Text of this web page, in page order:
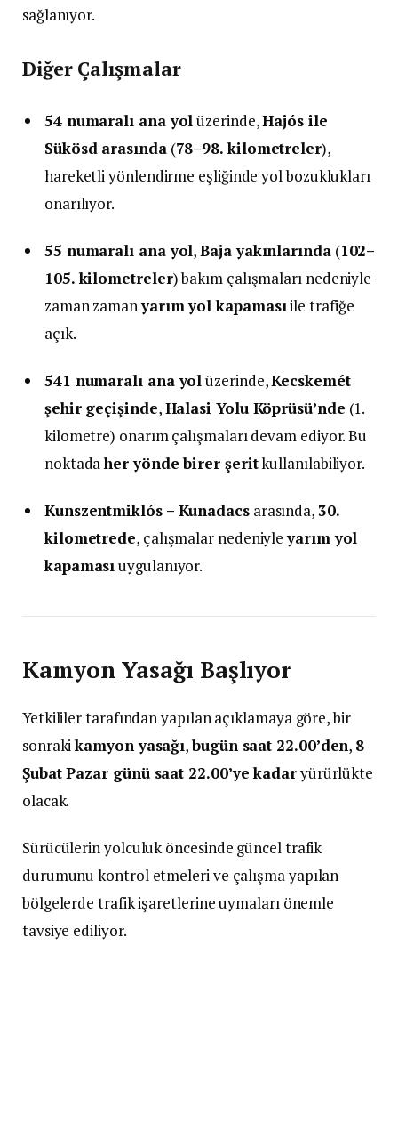
sağlanıyor.
Diğer Çalışmalar
54 numaralı ana yolüzerinde,Hajós ile
Sükösd arasında(78–98. kilometreler),
hareketli yönlendirme eşliğinde yol bozuklukları
onarılıyor.
55 numaralı ana yol,Baja yakınlarında(102–
105. kilometreler) bakım çalışmaları nedeniyle
zaman zamanyarım yol kapamasıile trafiğe
açık.
541 numaralı ana yolüzerinde,Kecskemét
şehir geçişinde,Halasi Yolu Köprüsü’nde (1.
kilometre) onarım çalışmaları devam ediyor. Bu
noktadaher yönde birer şeritkullanılabiliyor.
Kunszentmiklós – Kunadacsarasında,30.
kilometrede, çalışmalar nedeniyleyarım yol
kapamasıuygulanıyor.
Kamyon Yasağı Başlıyor
Yetkililer tarafından yapılan açıklamaya göre, bir
sonrakikamyon yasağı,bugün saat 22.00’den, 8
Şubat Pazar günü saat 22.00’ye kadaryürürlükte
olacak.
Sürücülerin yolculuk öncesinde güncel trafik
durumunu kontrol etmeleri ve çalışma yapılan
bölgelerde trafik işaretlerine uymaları önemle
tavsiye ediliyor.